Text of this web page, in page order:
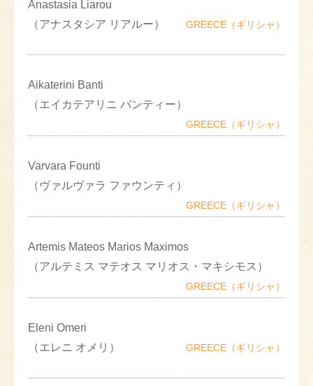
Anastasia Liarou
（アナスタシア リアルー）
GREECE（ギリシャ）
Aikaterini Banti
（エイカテアリニ バンティー）
GREECE（ギリシャ）
Varvara Founti
（ヴァルヴァラ ファウンティ）
GREECE（ギリシャ）
Artemis Mateos Marios Maximos
（アルテミス マテオス マリオス・マキシモス）
GREECE（ギリシャ）
Eleni Omeri
（エレニ オメリ）
GREECE（ギリシャ）